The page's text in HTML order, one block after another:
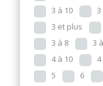
3 à 10
3
3 et plus
3 à 8
3
4 à 10
4
5
6